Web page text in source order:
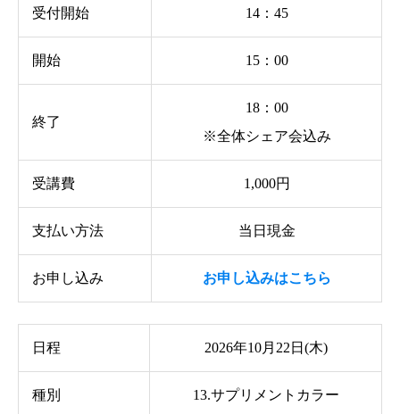
受付開始 14：45
開始 15：00
終了
18：00
※全体シェア会込み
受講費 1,000円
支払い方法 当日現金
お申し込み お申し込みはこちら
日程 2026年10月22日(木)
種別 13.サプリメントカラー